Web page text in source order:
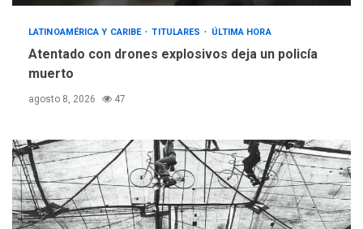
LATINOAMÉRICA Y CARIBE TITULARES ÚLTIMA HORA
Atentado con drones explosivos deja un policía
muerto
agosto 8, 2026 47